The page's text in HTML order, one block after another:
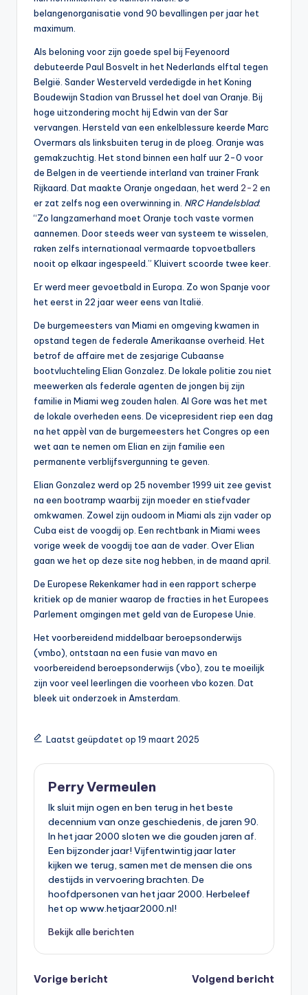
belangenorganisatie vond 90 bevallingen per jaar het
maximum.
Als beloning voor zijn goede spel bij Feyenoord
debuteerde Paul Bosvelt in het Nederlands elftal tegen
België. Sander Westerveld verdedigde in het Koning
Boudewijn Stadion van Brussel het doel van Oranje. Bij
hoge uitzondering mocht hij Edwin van der Sar
vervangen. Hersteld van een enkelblessure keerde Marc
Overmars als linksbuiten terug in de ploeg. Oranje was
gemakzuchtig. Het stond binnen een half uur 2-0 voor
de Belgen in de veertiende interland van trainer Frank
Rijkaard. Dat maakte Oranje ongedaan, het werd 2-2 en
er zat zelfs nog een overwinning in. NRC Handelsblad:
“Zo langzamerhand moet Oranje toch vaste vormen
aannemen. Door steeds weer van systeem te wisselen,
raken zelfs internationaal vermaarde topvoetballers
nooit op elkaar ingespeeld.” Kluivert scoorde twee keer.
Er werd meer gevoetbald in Europa. Zo won Spanje voor
het eerst in 22 jaar weer eens van Italië.
De burgemeesters van Miami en omgeving kwamen in
opstand tegen de federale Amerikaanse overheid. Het
betrof de affaire met de zesjarige Cubaanse
bootvluchteling Elian Gonzalez. De lokale politie zou niet
meewerken als federale agenten de jongen bij zijn
familie in Miami weg zouden halen. Al Gore was het met
de lokale overheden eens. De vicepresident riep een dag
na het appèl van de burgemeesters het Congres op een
wet aan te nemen om Elian en zijn familie een
permanente verblijfsvergunning te geven.
Elian Gonzalez werd op 25 november 1999 uit zee gevist
na een bootramp waarbij zijn moeder en stiefvader
omkwamen. Zowel zijn oudoom in Miami als zijn vader op
Cuba eist de voogdij op. Een rechtbank in Miami wees
vorige week de voogdij toe aan de vader. Over Elian
gaan we het op deze site nog hebben, in de maand april.
De Europese Rekenkamer had in een rapport scherpe
kritiek op de manier waarop de fracties in het Europees
Parlement omgingen met geld van de Europese Unie.
Het voorbereidend middelbaar beroepsonderwijs
(vmbo), ontstaan na een fusie van mavo en
voorbereidend beroepsonderwijs (vbo), zou te moeilijk
zijn voor veel leerlingen die voorheen vbo kozen. Dat
bleek uit onderzoek in Amsterdam.
Laatst geüpdatet op 19 maart 2025
Perry Vermeulen
Ik sluit mijn ogen en ben terug in het beste
decennium van onze geschiedenis, de jaren 90.
In het jaar 2000 sloten we die gouden jaren af.
Een bijzonder jaar! Vijfentwintig jaar later
kijken we terug, samen met de mensen die ons
destijds in vervoering brachten. De
hoofdpersonen van het jaar 2000. Herbeleef
het op www.hetjaar2000.nl!
Bekijk alle berichten
Bericht
Vorige bericht Volgend bericht